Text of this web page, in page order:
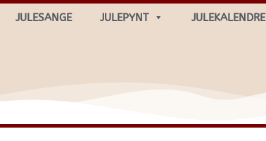
JULESANGE JULEPYNT JULEKALENDRE